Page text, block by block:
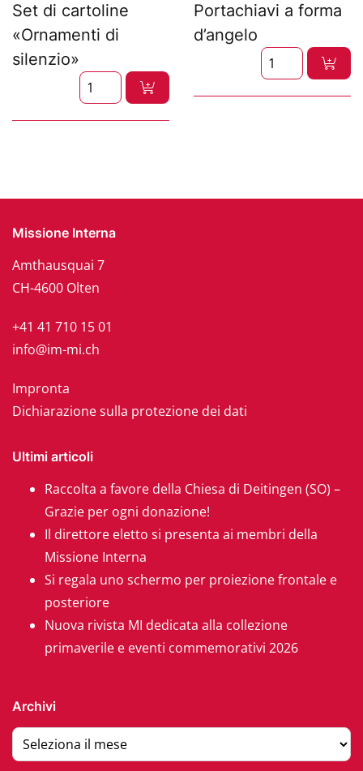
Set di cartoline
«Ornamenti di
silenzio»
Portachiavi a forma
d’angelo
Missione Interna
Amthausquai 7
CH-4600 Olten
+41 41 710 15 01
info@im-mi.ch
Impronta
Dichiarazione sulla protezione dei dati
Ultimi articoli
Raccolta a favore della Chiesa di Deitingen (SO) –
Grazie per ogni donazione!
Il direttore eletto si presenta ai membri della
Missione Interna
Si regala uno schermo per proiezione frontale e
posteriore
Nuova rivista MI dedicata alla collezione
primaverile e eventi commemorativi 2026
Archivi
Archivi